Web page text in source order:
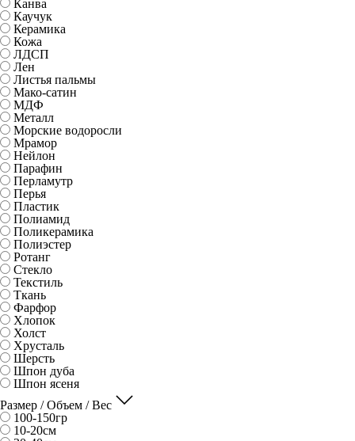
Канва
Каучук
Керамика
Кожа
ЛДСП
Лен
Листья пальмы
Мако-сатин
МДФ
Металл
Морские водоросли
Мрамор
Нейлон
Парафин
Перламутр
Перья
Пластик
Полиамид
Поликерамика
Полиэстер
Ротанг
Стекло
Текстиль
Ткань
Фарфор
Хлопок
Холст
Хрусталь
Шерсть
Шпон дуба
Шпон ясеня
Размер / Объем / Вес
100-150гр
10-20см